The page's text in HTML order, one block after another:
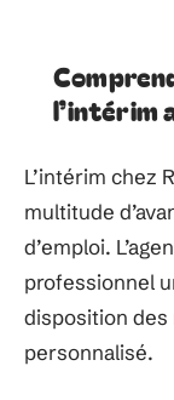
l’intérim
L’intérim chez
multitude
d’emploi.
professionnel
disposition des
personnalisé.